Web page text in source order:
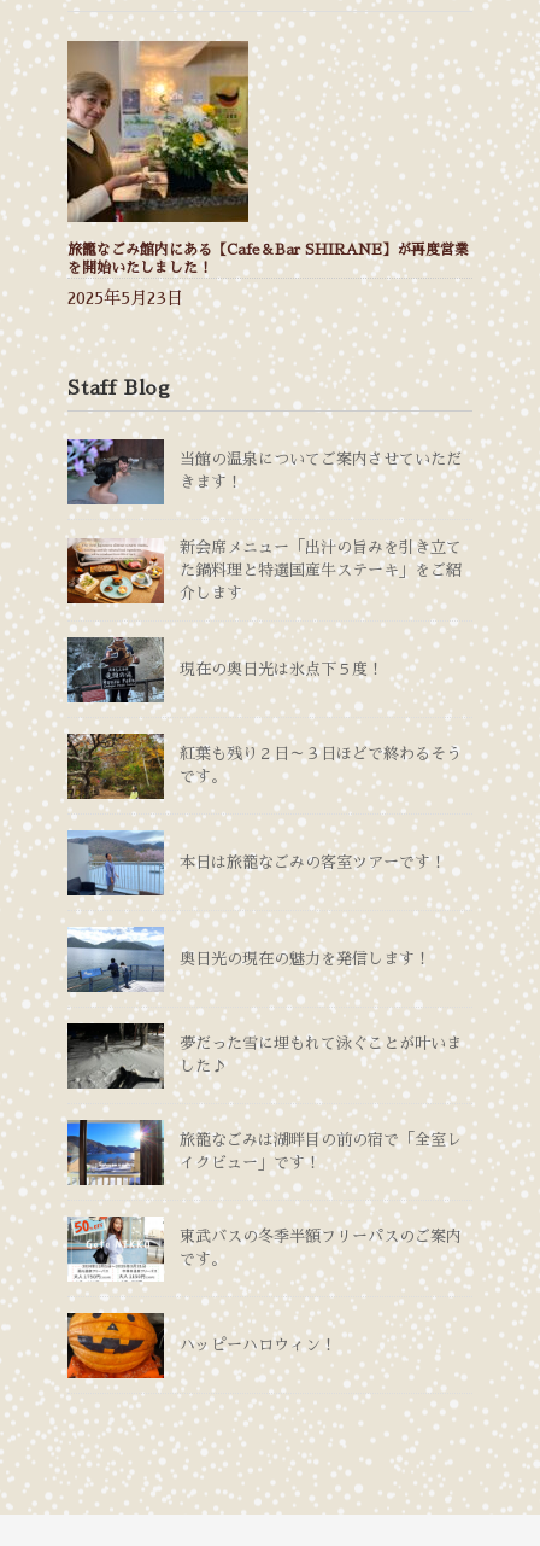
旅籠なごみ館内にある【Cafe＆Bar SHIRANE】が再度営業
を開始いたしました！
2025年5月23日
Staff Blog
当館の温泉についてご案内させていただ
きます！
新会席メニュー「出汁の旨みを引き立て
た鍋料理と特選国産牛ステーキ」をご紹
介します
現在の奥日光は氷点下５度！
紅葉も残り２日～３日ほどで終わるそう
です。
本日は旅籠なごみの客室ツアーです！
奥日光の現在の魅力を発信します！
夢だった雪に埋もれて泳ぐことが叶いま
した♪
旅籠なごみは湖畔目の前の宿で「全室レ
イクビュー」です！
東武バスの冬季半額フリーパスのご案内
です。
ハッピーハロウィン！